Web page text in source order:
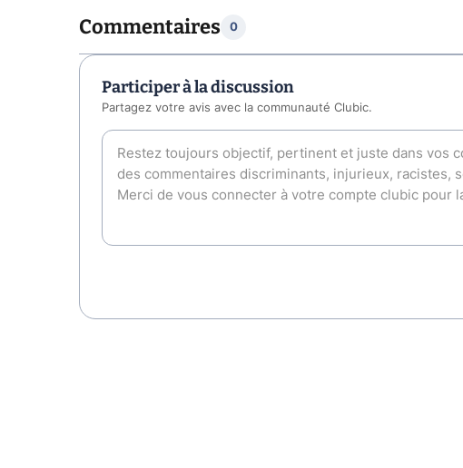
Commentaires 0
Participer à la discussion
Partagez votre avis avec la communauté Clubic.